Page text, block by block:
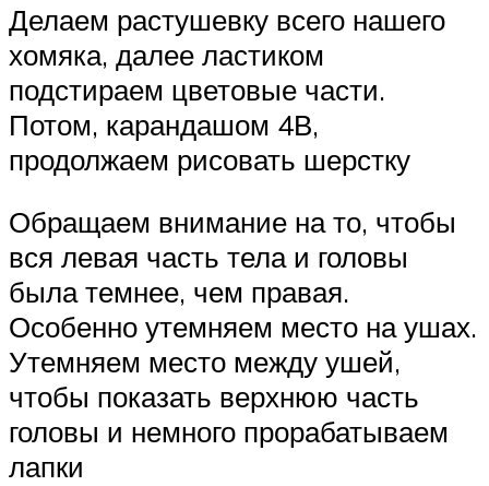
Делаем растушевку всего нашего
хомяка, далее ластиком
подстираем цветовые части.
Потом, карандашом 4В,
продолжаем рисовать шерстку
Обращаем внимание на то, чтобы
вся левая часть тела и головы
была темнее, чем правая.
Особенно утемняем место на ушах.
Утемняем место между ушей,
чтобы показать верхнюю часть
головы и немного прорабатываем
лапки